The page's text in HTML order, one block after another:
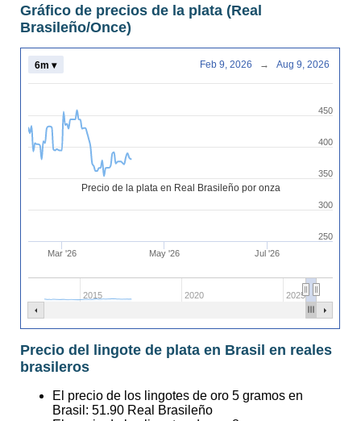
Gráfico de precios de la plata (Real
Brasileño/Once)
Precio de la plata en Real Brasileño por onza
Mar '26 May '26 Jul '26
2015 2020 2025
250
300
350
400
450
6m ▾ Feb 9, 2026 → Aug 9, 2026
Precio del lingote de plata en Brasil en reales
brasileros
El precio de los lingotes de oro 5 gramos en
Brasil: 51.90 Real Brasileño